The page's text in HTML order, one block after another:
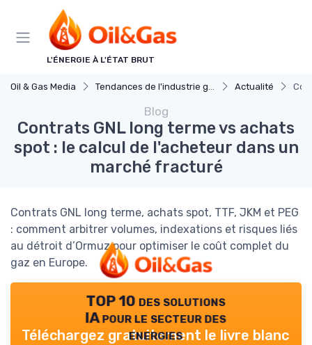
L'ÉNERGIE À L'ÉTAT BRUT
Oil & Gas Media Tendances de l'industrie gaz et petrole Actualité
Blog
Contrats GNL long terme vs achats
spot : le calcul de l'acheteur dans un
marché fracturé
Contrats GNL long terme, achats spot, TTF, JKM et PEG
: comment arbitrer volumes, indexations et risques liés
au détroit d’Ormuz pour optimiser le coût complet du
gaz en Europe.
TOP 10 des solutions
IA pour le secteur des
energies
Téléchargez gratuitement le livre blanc
Panneau de gestion des cookies